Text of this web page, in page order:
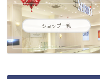
ショップ一覧